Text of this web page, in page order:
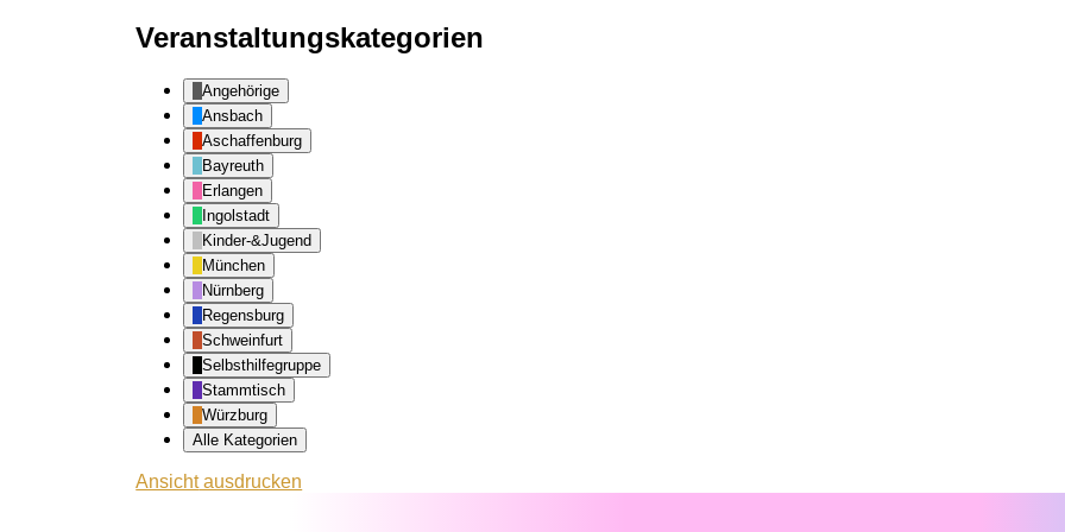
Veranstaltungskategorien
Angehörige
Ansbach
Aschaffenburg
Bayreuth
Erlangen
Ingolstadt
Kinder-&Jugend
München
Nürnberg
Regensburg
Schweinfurt
Selbsthilfegruppe
Stammtisch
Würzburg
Alle Kategorien
Ansichtausdrucken